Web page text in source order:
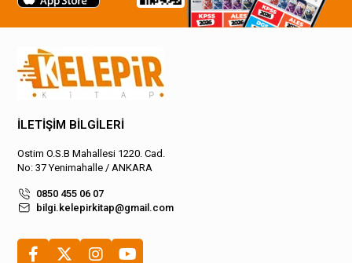
İLETİŞİM BİLGİLERİ
Ostim O.S.B Mahallesi 1220. Cad.
No: 37 Yenimahalle / ANKARA
0850 455 06 07
bilgi.kelepirkitap@gmail.com